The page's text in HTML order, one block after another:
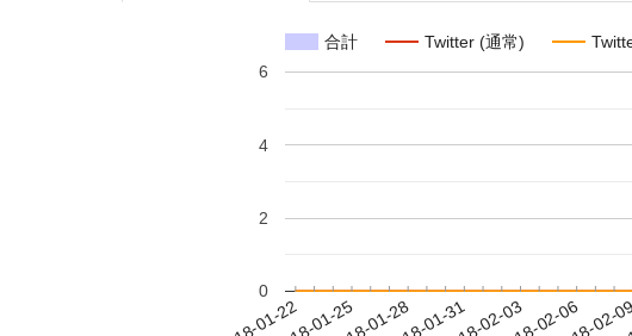
合計 Twitter (通常)
0
2
4
6